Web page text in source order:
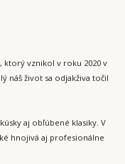
ktorý vznikol v roku 2020 v
náš život sa odjakživa točil
aj obľúbené klasiky. V
hnojivá aj profesionálne